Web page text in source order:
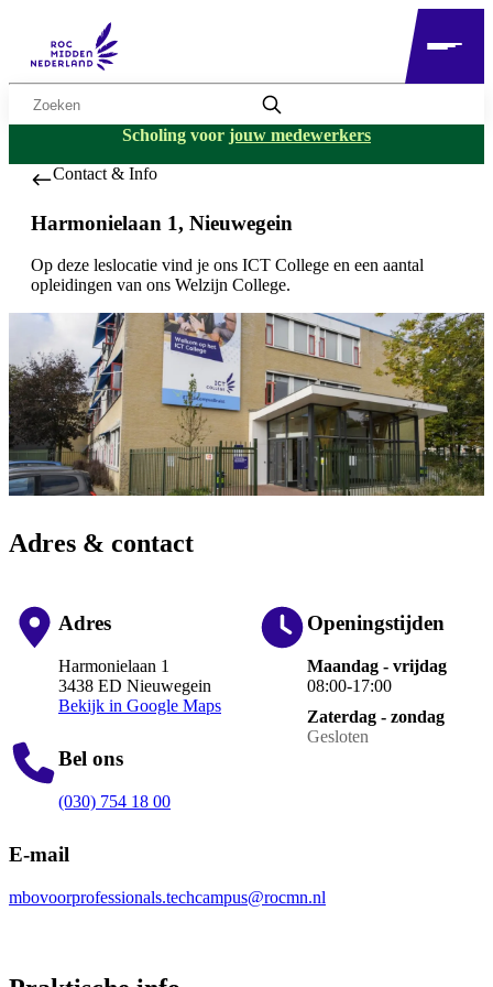
Zoekwoord
Scholing voor jouw medewerkers
Contact & Info
Harmonielaan 1, Nieuwegein
Op deze leslocatie vind je ons ICT College en een aantal
opleidingen van ons Welzijn College.
Adres & contact
Adres
Harmonielaan 1
3438 ED Nieuwegein
Bekijk in Google Maps
Bel ons
(030) 754 18 00
E-mail
mbovoorprofessionals.techcampus@rocmn.nl
Openingstijden
Maandag - vrijdag
08:00-17:00
Zaterdag - zondag
Gesloten